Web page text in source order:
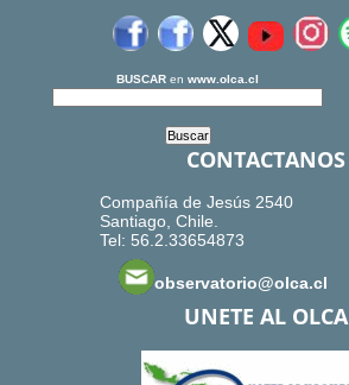
BUSCAR en www.olca.cl
CONTACTANOS
Compañía de Jesús 2540
Santiago, Chile.
Tel: 56.2.33654873
observatorio@olca.cl
UNETE AL OLCA